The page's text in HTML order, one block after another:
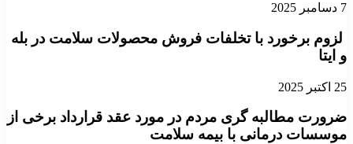
7 دسامبر 2025
لزوم برخورد با تخلفات فروش محصولات سلامت در بله
و ایتا
25 اکتبر 2025
ضرورت مطالبه گری مردم در مورد عقد قرارداد برخی از
موسسات درمانی با بیمه سلامت